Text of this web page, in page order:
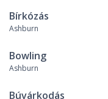
Bírkózás
Ashburn
Bowling
Ashburn
Búvárkodás